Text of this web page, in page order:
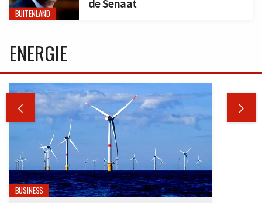
BUITENLAND
de Senaat
ENERGIE
 
BUSINESS